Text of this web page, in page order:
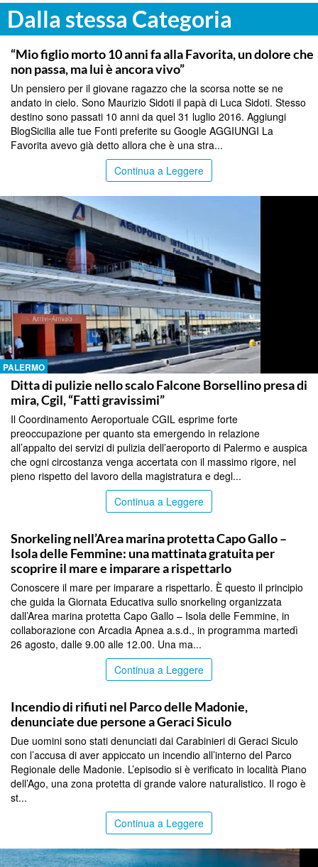
Dalla stessa Categoria
PALERMO
“Mio figlio morto 10 anni fa alla Favorita, un dolore che
non passa, ma lui è ancora vivo”
Un pensiero per il giovane ragazzo che la scorsa notte se ne
andato in cielo. Sono Maurizio Sidoti il papà di Luca Sidoti. Stesso
destino sono passati 10 anni da quel 31 luglio 2016. Aggiungi
BlogSicilia alle tue Fonti preferite su Google AGGIUNGI La
Favorita avevo già detto allora che è una stra...
Continua a Leggere
PALERMO
Ditta di pulizie nello scalo Falcone Borsellino presa di
mira, Cgil, “Fatti gravissimi”
Il Coordinamento Aeroportuale CGIL esprime forte
preoccupazione per quanto sta emergendo in relazione
all’appalto dei servizi di pulizia dell’aeroporto di Palermo e auspica
che ogni circostanza venga accertata con il massimo rigore, nel
pieno rispetto del lavoro della magistratura e degl...
Continua a Leggere
Snorkeling nell’Area marina protetta Capo Gallo –
Isola delle Femmine: una mattinata gratuita per
scoprire il mare e imparare a rispettarlo
Conoscere il mare per imparare a rispettarlo. È questo il principio
che guida la Giornata Educativa sullo snorkeling organizzata
dall’Area marina protetta Capo Gallo – Isola delle Femmine, in
collaborazione con Arcadia Apnea a.s.d., in programma martedì
26 agosto, dalle 9.00 alle 12.00. Una ma...
Continua a Leggere
Incendio di rifiuti nel Parco delle Madonie,
denunciate due persone a Geraci Siculo
Due uomini sono stati denunciati dai Carabinieri di Geraci Siculo
con l’accusa di aver appiccato un incendio all’interno del Parco
Regionale delle Madonie. L’episodio si è verificato in località Piano
dell’Ago, una zona protetta di grande valore naturalistico. Il rogo è
st...
Continua a Leggere